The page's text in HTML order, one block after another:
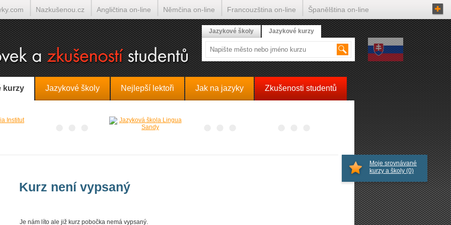
kurzy Jazykové školy Nejlepší lektoři Jak na jazyky Zkušenosti studentů
Kurz není vypsaný
Je nám líto ale již kurz pobočka nemá vypsaný.
Moje srovnávané
kurzy a školy (0)
Jazykové školy Jazykové kurzy
Nazkušenou.cz Angličtina on-line Němčina on-line Francouzština on-line Španělština on-line